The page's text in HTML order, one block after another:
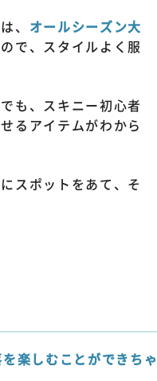
、 オールシーズン大
で、スタイルよく服
も、スキニー初心者
るアイテムがわから
スポットをあて、そ
楽しむことができちゃ